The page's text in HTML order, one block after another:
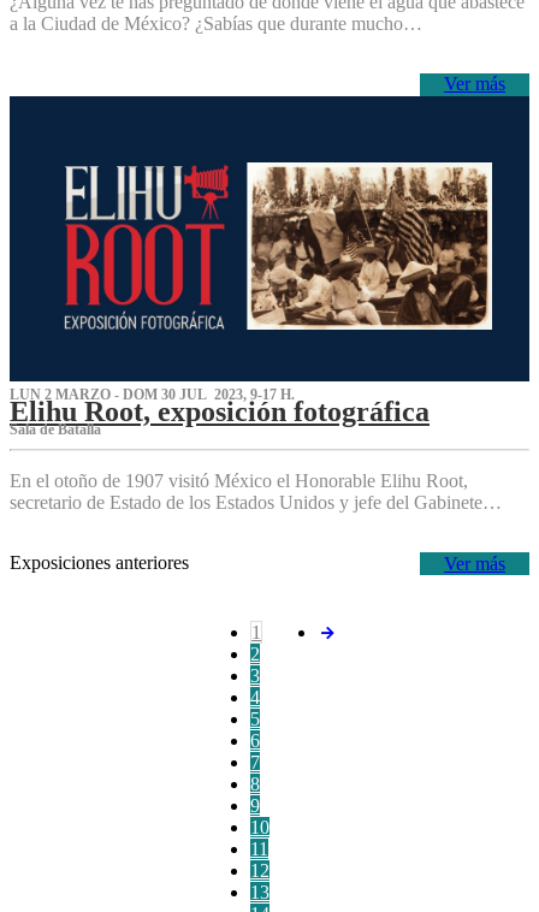
a la Ciudad de México? ¿Sabías que durante mucho…
Ver más
LUN 2 MARZO - DOM 30 JUL 2023, 9-17 H.
Elihu Root, exposición fotográfica
Sala de Batalla
En el otoño de 1907 visitó México el Honorable Elihu Root,
secretario de Estado de los Estados Unidos y jefe del Gabinete…
Ver más
Exposiciones anteriores
1
2
3
4
5
6
7
8
9
10
11
12
13